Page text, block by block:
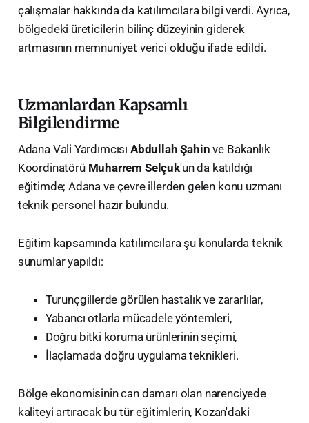
çalışmalar hakkında da katılımcılara bilgi verdi. Ayrıca,
bölgedeki üreticilerin bilinç düzeyinin giderek
artmasının memnuniyet verici olduğu ifade edildi.
​Uzmanlardan Kapsamlı
Bilgilendirme
​Adana Vali Yardımcısı Abdullah Şahin ve Bakanlık
Koordinatörü Muharrem Selçuk'un da katıldığı
eğitimde; Adana ve çevre illerden gelen konu uzmanı
teknik personel hazır bulundu.
​Eğitim kapsamında katılımcılara şu konularda teknik
sunumlar yapıldı:
​Turunçgillerde görülen hastalık ve zararlılar,
​Yabancı otlarla mücadele yöntemleri,
​Doğru bitki koruma ürünlerinin seçimi,
​İlaçlamada doğru uygulama teknikleri.
​Bölge ekonomisinin can damarı olan narenciyede
kaliteyi artıracak bu tür eğitimlerin, Kozan'daki